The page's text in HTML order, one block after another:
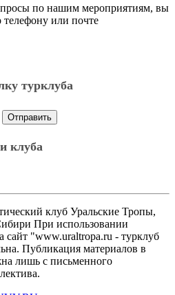
по нашим мероприятиям, вы
телефону или почте
турклуба
клуба
клуб Уральские Тропы,
При использовании
сайт "www.uraltropa.ru - турклуб
Публикация материалов в
лишь с письменного